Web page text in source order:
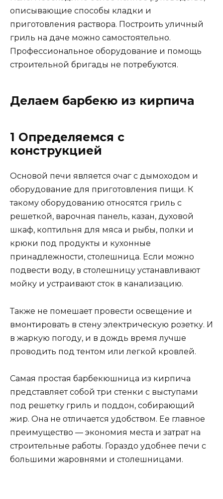
описывающие способы кладки и
приготовления раствора. Построить уличный
гриль на даче можно самостоятельно.
Профессиональное оборудование и помощь
строительной бригады не потребуются.
Делаем барбекю из кирпича
1 Определяемся с
конструкцией
Основой печи является очаг с дымоходом и
оборудование для приготовления пищи. К
такому оборудованию относятся гриль с
решеткой, варочная панель, казан, духовой
шкаф, коптильня для мяса и рыбы, полки и
крюки под продукты и кухонные
принадлежности, столешница. Если можно
подвести воду, в столешницу устанавливают
мойку и устраивают сток в канализацию.
Также не помешает провести освещение и
вмонтировать в стену электрическую розетку. И
в жаркую погоду, и в дождь время лучше
проводить под тентом или легкой кровлей.
Самая простая барбекюшница из кирпича
представляет собой три стенки с выступами
под решетку гриль и поддон, собирающий
жир. Она не отличается удобством. Ее главное
преимущество — экономия места и затрат на
строительные работы. Гораздо удобнее печи с
большими жаровнями и столешницами.